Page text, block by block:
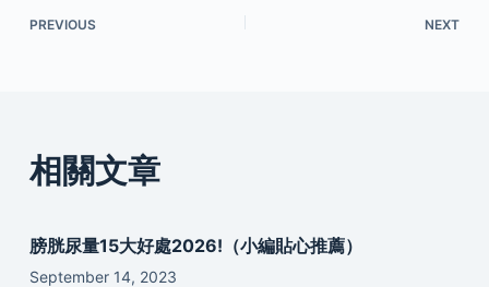
PREVIOUS NEXT
相關文章
膀胱尿量15大好處2026!（小編貼心推薦）
September 14, 2023